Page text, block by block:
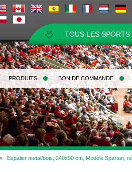
TOUS LES SPORTS
PRODUITS BON DE COMMANDE
Espalier metal/bois, 240x90 cm, Modèle Spartan,